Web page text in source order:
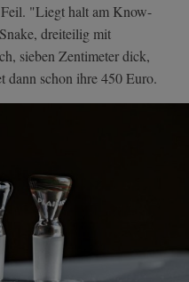
"Liegt halt am Know-
dreiteilig mit
sieben Zentimeter dick,
dann schon ihre 450 Euro.